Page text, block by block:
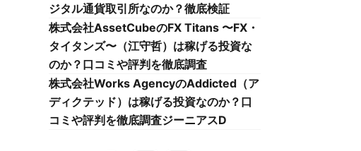
ジタル通貨取引所なのか？徹底検証
株式会社AssetCubeのFX Titans 〜FX・
タイタンズ〜（江守哲）は稼げる投資な
のか？口コミや評判を徹底調査
株式会社Works AgencyのAddicted（ア
ディクテッド）は稼げる投資なのか？口
コミや評判を徹底調査ジーニアスD